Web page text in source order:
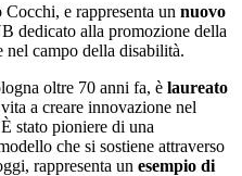
e rappresenta un nuovo
dedicato alla promozione della
nel campo della disabilità.
oltre 70 anni fa, è laureato
a creare innovazione nel
stato pioniere di una
che si sostiene attraverso
rappresenta un esempio di